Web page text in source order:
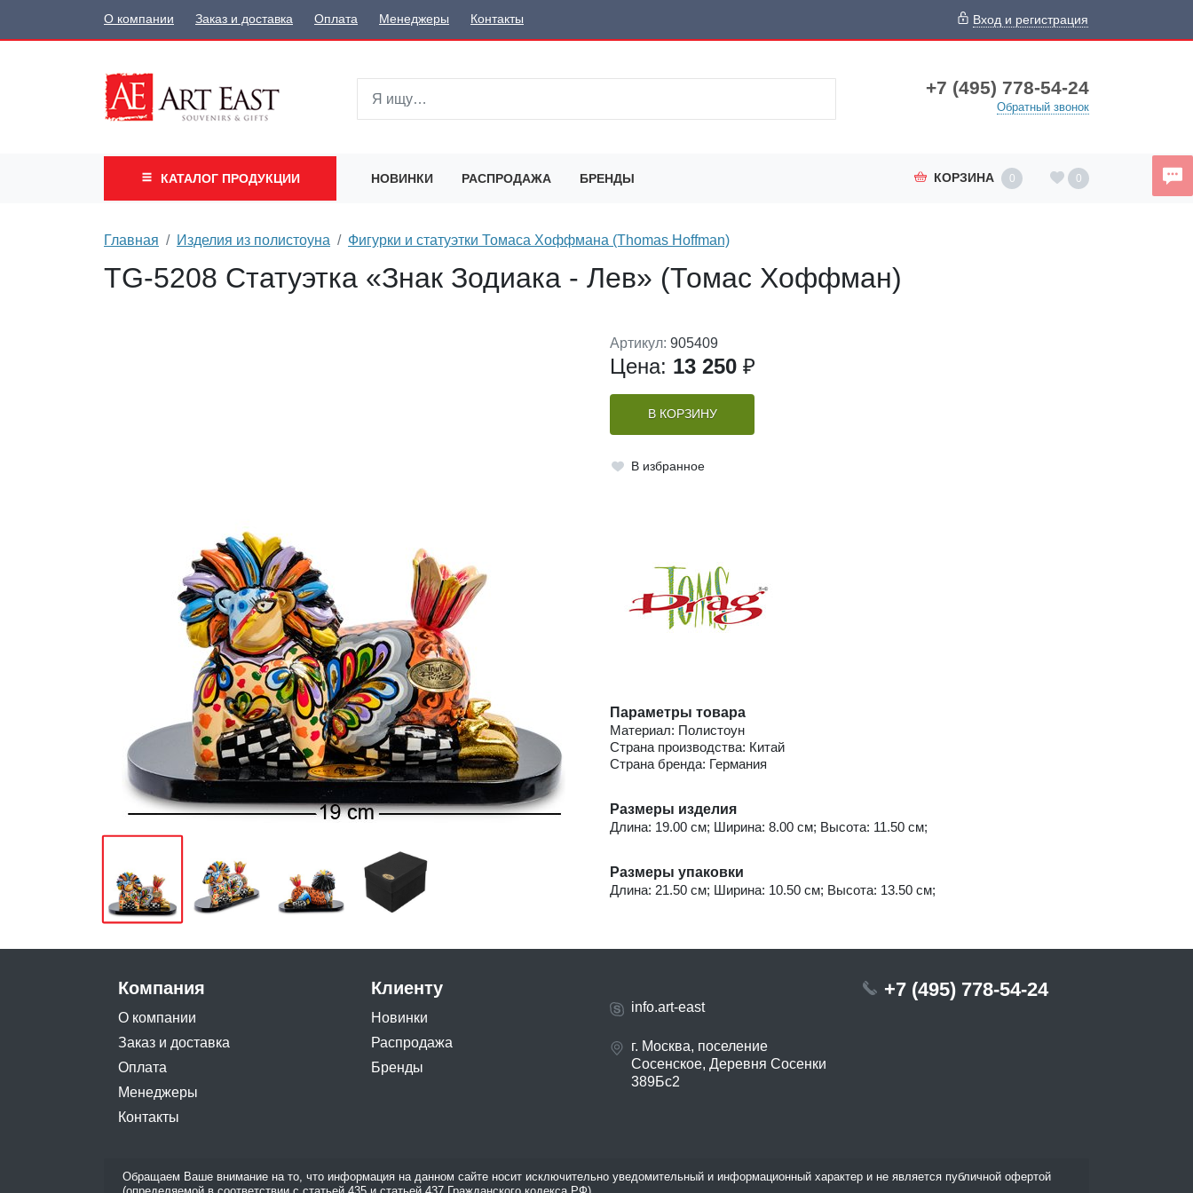
О компании Заказ и доставка Оплата Менеджеры Контакты Вход и регистрация
+7 (495) 778-54-24
Обратный звонок
КАТАЛОГ ПРОДУКЦИИ НОВИНКИ РАСПРОДАЖА БРЕНДЫ КОРЗИНА 0 0
Главная Изделия из полистоуна Фигурки и статуэтки Томаса Хоффмана (Thomas Hoffman)
TG-5208 Статуэтка «Знак Зодиака - Лев» (Томас Хоффман)
Артикул: 905409
Цена: 13 250 ₽
В КОРЗИНУ
В избранное
Параметры товара
Материал: Полистоун
Страна производства: Китай
Страна бренда: Германия
Размеры изделия
Длина: 19.00 см; Ширина: 8.00 см; Высота: 11.50 см;
Размеры упаковки
Длина: 21.50 см; Ширина: 10.50 см; Высота: 13.50 см;
Компания
О компании
Заказ и доставка
Оплата
Менеджеры
Контакты
Клиенту
Новинки
Распродажа
Бренды
info.art-east
г. Москва, поселение
Сосенское, Деревня Сосенки
389Бс2
+7 (495) 778-54-24
Обращаем Ваше внимание на то, что информация на данном сайте носит исключительно уведомительный и информационный характер и не является публичной офертой